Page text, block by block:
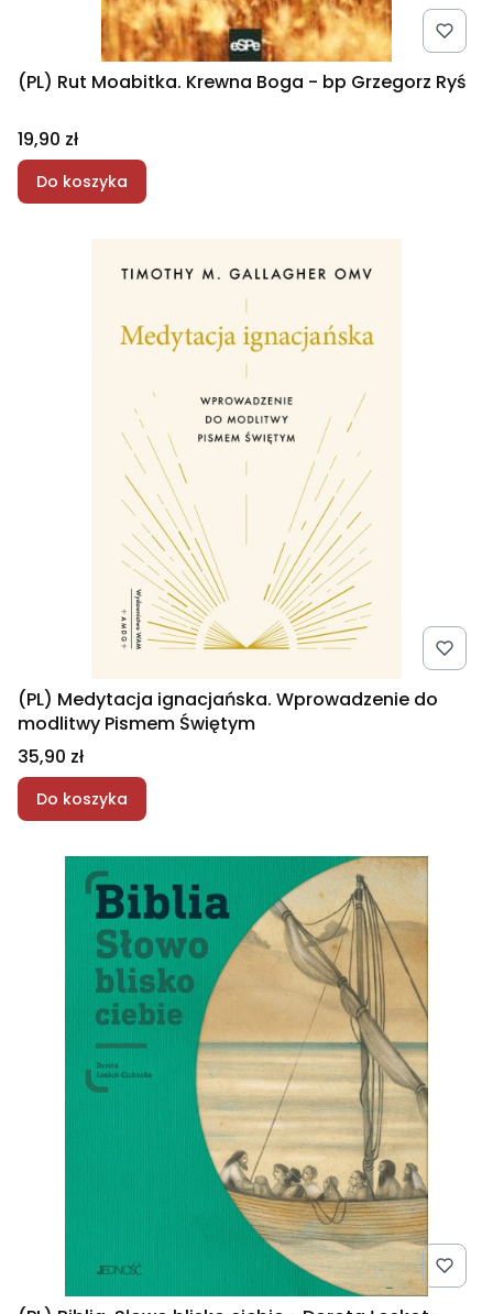
(PL) Rut Moabitka. Krewna Boga - bp Grzegorz Ryś
Cena
19,90 zł
Do koszyka
(PL) Medytacja ignacjańska. Wprowadzenie do
modlitwy Pismem Świętym
Cena
35,90 zł
Do koszyka